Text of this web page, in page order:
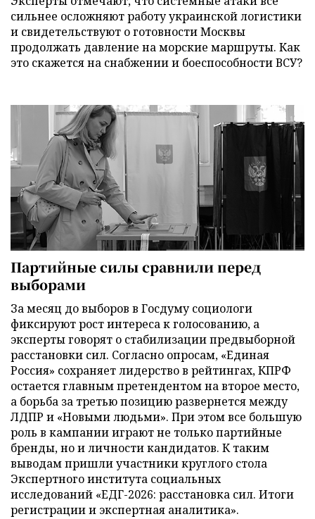
сильнее осложняют работу украинской логистики
и свидетельствуют о готовности Москвы
продолжать давление на морские маршруты. Как
это скажется на снабжении и боеспособности ВСУ?
Партийные силы сравнили перед
выборами
За месяц до выборов в Госдуму социологи
фиксируют рост интереса к голосованию, а
эксперты говорят о стабилизации предвыборной
расстановки сил. Согласно опросам, «Единая
Россия» сохраняет лидерство в рейтингах, КПРФ
остается главным претендентом на второе место,
а борьба за третью позицию развернется между
ЛДПР и «Новыми людьми». При этом все большую
роль в кампании играют не только партийные
бренды, но и личности кандидатов. К таким
выводам пришли участники круглого стола
Экспертного института социальных
исследований «ЕДГ-2026: расстановка сил. Итоги
регистрации и экспертная аналитика».